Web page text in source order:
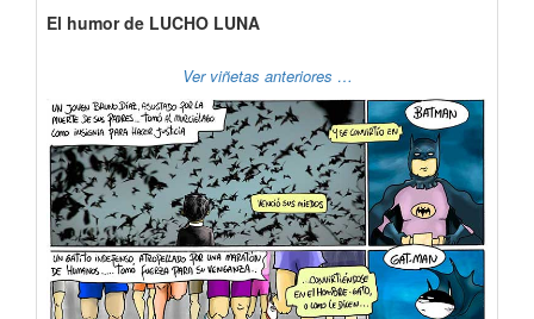
El humor de LUCHO LUNA
Ver viñetas anteriores …